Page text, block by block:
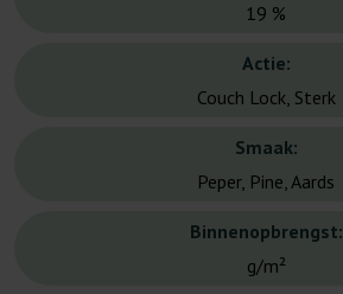
19 %
Actie:
Couch Lock, Sterk
Smaak:
Peper, Pine, Aards
Binnenopbrengst:
g/m²